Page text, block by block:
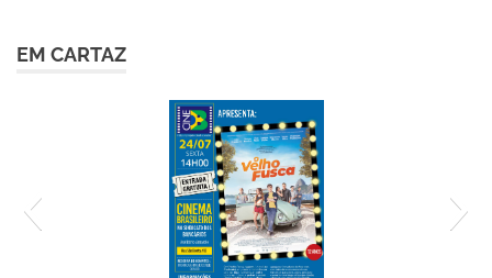
EM CARTAZ